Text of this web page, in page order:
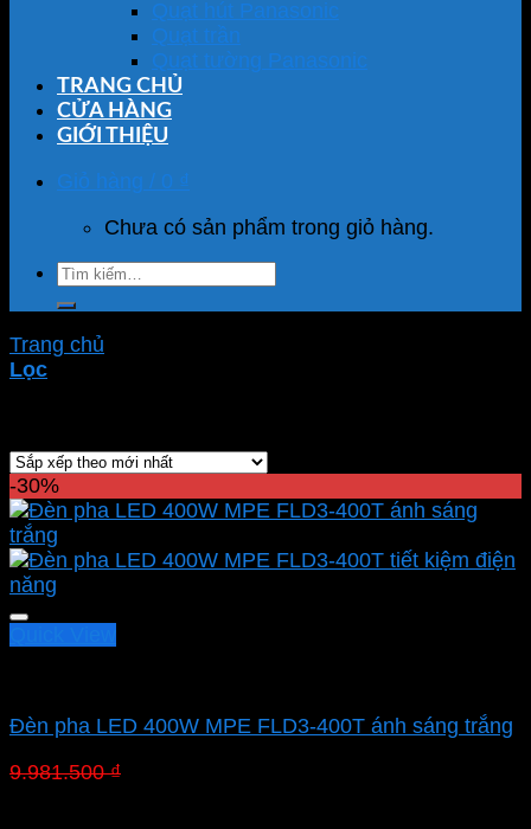
Quạt hút Panasonic
Quạt trần
Quạt tường Panasonic
TRANG CHỦ
CỬA HÀNG
GIỚI THIỆU
Giỏ hàng / 0 ₫
Chưa có sản phẩm trong giỏ hàng.
Tìm
kiếm:
Trang chủ
Lọc
-30%
Đèn pha LED 400W MPE FLD3-400T ánh sáng trắng
9.981.500₫